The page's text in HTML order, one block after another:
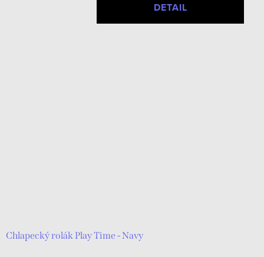
DETAIL
Chlapecký rolák Play Time - Navy